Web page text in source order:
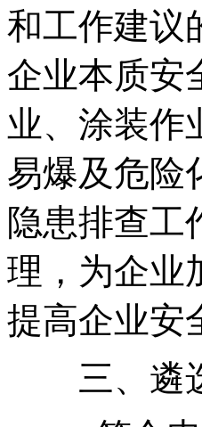
和工作建议
企业本质安
业、涂装作
易爆及危险
隐患排查工
理，为企业
提高企业安
三、遴